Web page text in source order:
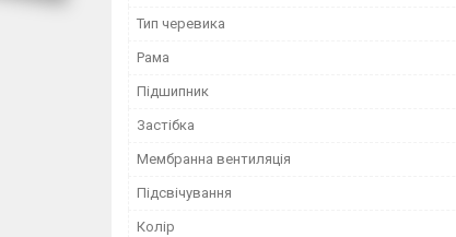
Тип черевика
Рама
Підшипник
Застібка
Мембранна вентиляція
Підсвічування
Колір